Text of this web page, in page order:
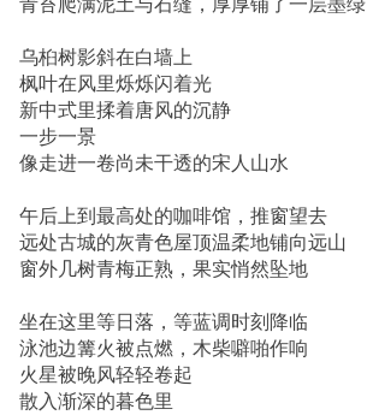
乌桕树影斜在白墙上
枫叶在风里烁烁闪着光
新中式里揉着唐风的沉静
一步一景
像走进一卷尚未干透的宋人山水
午后上到最高处的咖啡馆，推窗望去
远处古城的灰青色屋顶温柔地铺向远山
窗外几树青梅正熟，果实悄然坠地
坐在这里等日落，等蓝调时刻降临
泳池边篝火被点燃，木柴噼啪作响
火星被晚风轻轻卷起
散入渐深的暮色里